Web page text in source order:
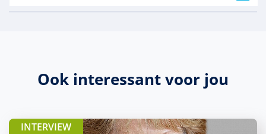
Ook interessant voor jou
INTERVIEW